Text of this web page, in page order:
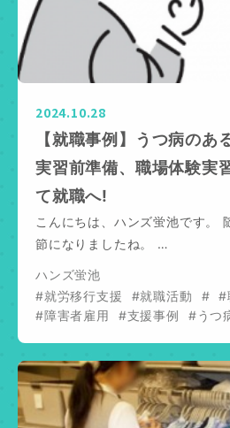
2024.10.28
【就職事例】うつ病のあ
実習前準備、職場体験実
て就職へ!
こんにちは、ハンズ蛍池です。
節になりましたね。 …
ハンズ蛍池
#就労移行支援
#就職活動 # #
#障害者雇用
#支援事例 #うつ